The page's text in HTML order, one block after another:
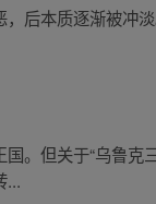
后本质逐渐被冲
。但关于“乌鲁克
...